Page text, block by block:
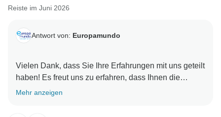
Reiste im Juni 2026
Antwort von: Europamundo
Vielen Dank, dass Sie Ihre Erfahrungen mit uns geteilt
haben! Es freut uns zu erfahren, dass Ihnen die
Organisation der Reise, die enthaltenen
Mehr anzeigen